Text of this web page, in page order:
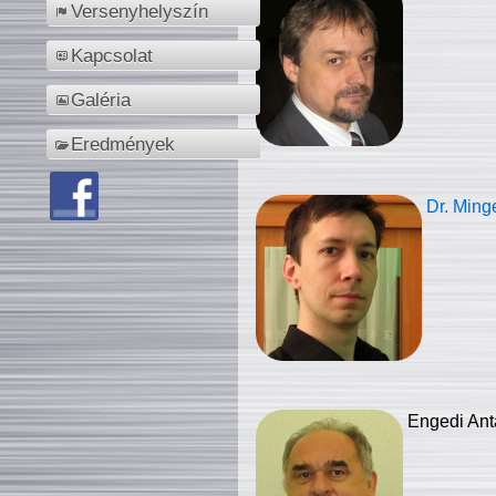
Versenyhelyszín
Kapcsolat
Galéria
Eredmények
Dr.
Engedi